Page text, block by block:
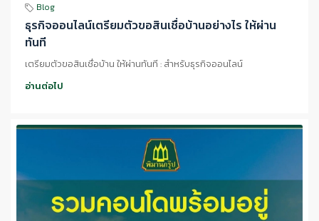
Blog
ธุรกิจออนไลน์เตรียมตัวขอสินเชื่อบ้านอย่างไร ให้ผ่าน
ทันที
เตรียมตัวขอสินเชื่อบ้าน ให้ผ่านทันที : สำหรับธุรกิจออนไลน์
อ่านต่อไป